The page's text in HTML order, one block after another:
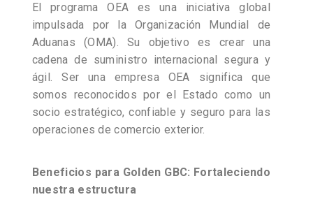
El programa OEA es una iniciativa global
impulsada por la Organización Mundial de
Aduanas (OMA). Su objetivo es crear una
cadena de suministro internacional segura y
ágil. Ser una empresa OEA significa que
somos reconocidos por el Estado como un
socio estratégico, confiable y seguro para las
operaciones de comercio exterior.
Beneficios para Golden GBC: Fortaleciendo
nuestra estructura